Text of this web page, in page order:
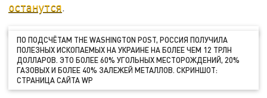
останутся.
ПО ПОДСЧЁТАМ THE WASHINGTON POST, РОССИЯ ПОЛУЧИЛА
ПОЛЕЗНЫХ ИСКОПАЕМЫХ НА УКРАИНЕ НА БОЛЕЕ ЧЕМ 12 ТРЛН
ДОЛЛАРОВ. ЭТО БОЛЕЕ 60% УГОЛЬНЫХ МЕСТОРОЖДЕНИЙ, 20%
ГАЗОВЫХ И БОЛЕЕ 40% ЗАЛЕЖЕЙ МЕТАЛЛОВ. СКРИНШОТ:
СТРАНИЦА САЙТА WP